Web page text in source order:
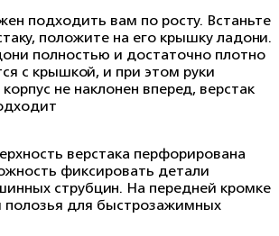
подходить вам по росту. Встаньте
положите на его крышку ладони.
полностью и достаточно плотно
с крышкой, и при этом руки
не наклонен вперед, верстак
верстака перфорирована
фиксировать детали
струбцин. На передней кромке
полозья для быстрозажимных